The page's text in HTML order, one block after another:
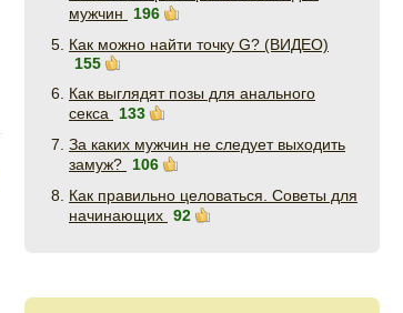
мужчин
196
Как можно найти точку G? (ВИДЕО)
155
Как выглядят позы для анального
секса
133
За каких мужчин не следует выходить
замуж?
106
Как правильно целоваться. Советы для
начинающих 92